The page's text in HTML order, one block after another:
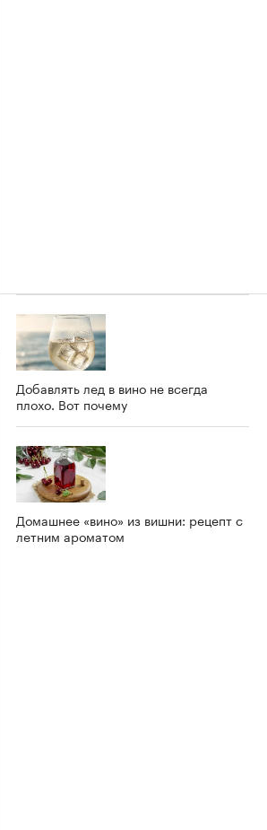
Добавлять лед в вино не всегда
плохо. Вот почему
Домашнее «вино» из вишни: рецепт с
летним ароматом